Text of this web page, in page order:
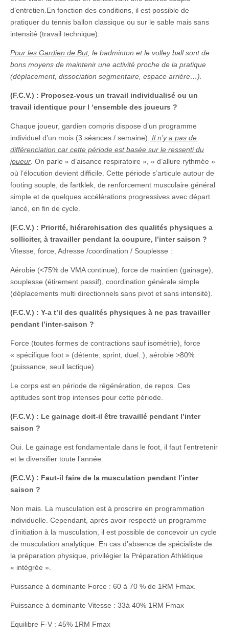
d’entretien.En fonction des conditions, il est possible de
pratiquer du tennis ballon classique ou sur le sable mais sans
intensité (travail technique).
Pour les Gardien de But, le badminton et le volley ball sont de
bons moyens de maintenir une activité proche de la pratique
(déplacement, dissociation segmentaire, espace arrière…).
(F.C.V.) : Proposez-vous un travail individualisé ou un
travail identique pour l ‘ensemble des joueurs ?
Chaque joueur, gardien compris dispose d’un programme
individuel d’un mois (3 séances / semaine). Il n’y a pas de
différenciation car cette période est basée sur le ressenti du
joueur . On parle « d’aisance respiratoire », « d’allure rythmée »
où l’élocution devient difficile. Cette période s’articule autour de
footing souple, de fartklek, de renforcement musculaire général
simple et de quelques accélérations progressives avec départ
lancé, en fin de cycle.
(F.C.V.) : Priorité, hiérarchisation des qualités physiques a
solliciter, à travailler pendant la coupure, l’inter saison ?
Vitesse, force, Adresse /coordination / Souplesse :
Aérobie (<75% de VMA continue), force de maintien (gainage),
souplesse (étirement passif), coordination générale simple
(déplacements multi directionnels sans pivot et sans intensité).
(F.C.V.) : Y-a t’il des qualités physiques à ne pas travailler
pendant l’inter-saison ?
Force (toutes formes de contractions sauf isométrie), force
« spécifique foot » (détente, sprint, duel..), aérobie >80%
(puissance, seuil lactique)
Le corps est en période de régénération, de repos. Ces
aptitudes sont trop intenses pour cette période.
(F.C.V.) : Le gainage doit-il être travaillé pendant l’inter
saison ?
Oui. Le gainage est fondamentale dans le foot, il faut l’entretenir
et le diversifier toute l’année.
(F.C.V.) : Faut-il faire de la musculation pendant l’inter
saison ?
Non mais. La musculation est à proscrire en programmation
individuelle. Cependant, après avoir respecté un programme
d’initiation à la musculation, il est possible de concevoir un cycle
de musculation analytique. En cas d’absence de spécialiste de
la préparation physique, privilégier la Préparation Athlétique
« intégrée ».
Puissance à dominante Force : 60 à 70 % de 1RM Fmax.
Puissance à dominante Vitesse : 33à 40% 1RM Fmax
Equilibre F-V : 45% 1RM Fmax